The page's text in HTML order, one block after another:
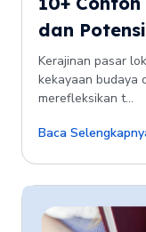
dan
Kerajinan pasar
kekayaan budaya
merefleksikan t...
Baca